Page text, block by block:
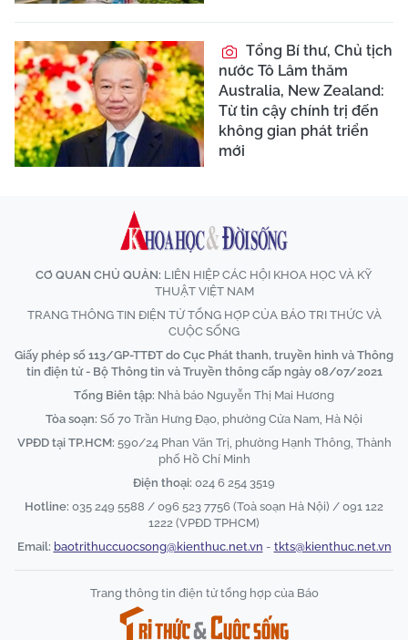
Tổng Bí thư, Chủ tịch
nước Tô Lâm thăm
Australia, New Zealand:
Từ tin cậy chính trị đến
không gian phát triển
mới
CƠ QUAN CHỦ QUẢN: LIÊN HIỆP CÁC HỘI KHOA HỌC VÀ KỸ
THUẬT VIỆT NAM
TRANG THÔNG TIN ĐIỆN TỬ TỔNG HỢP CỦA BÁO TRI THỨC VÀ
CUỘC SỐNG
Giấy phép số 113/GP-TTĐT do Cục Phát thanh, truyền hình và Thông
tin điện tử - Bộ Thông tin và Truyền thông cấp ngày 08/07/2021
Tổng Biên tập: Nhà báo Nguyễn Thị Mai Hương
Tòa soạn: Số 70 Trần Hưng Đạo, phường Cửa Nam, Hà Nội
VPĐD tại TP.HCM: 590/24 Phan Văn Trị, phường Hạnh Thông, Thành
phố Hồ Chí Minh
Điện thoại: 024 6 254 3519
Hotline: 035 249 5588 / 096 523 7756 (Toà soạn Hà Nội) / 091 122
1222 (VPĐD TPHCM)
Email: baotrithuccuocsong@kienthuc.net.vn - tkts@kienthuc.net.vn
Trang thông tin điện tử tổng hợp của Báo